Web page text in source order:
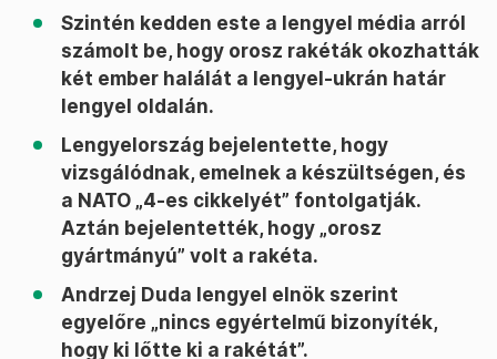
Szintén kedden este a lengyel média arról
számolt be, hogy orosz rakéták okozhatták
két ember halálát a lengyel-ukrán határ
lengyel oldalán.
Lengyelország bejelentette, hogy
vizsgálódnak, emelnek a készültségen, és
a NATO „4-es cikkelyét” fontolgatják.
Aztán bejelentették, hogy „orosz
gyártmányú” volt a rakéta.
Andrzej Duda lengyel elnök szerint
egyelőre „nincs egyértelmű bizonyíték,
hogy ki lőtte ki a rakétát”.